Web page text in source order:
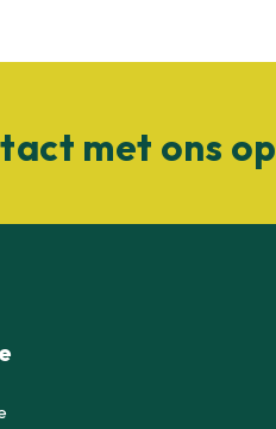
met ons op